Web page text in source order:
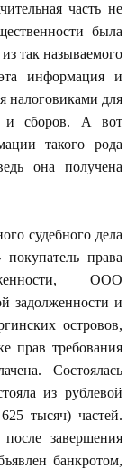
часть не
была
так называемого
информация и
налоговиками для
и сборов. А вот
такого рода
она получена
судебного дела
права
ООО
задолженности и
островов,
прав требования
Состоялась
из рублевой
тысяч) частей.
завершения
банкротом,